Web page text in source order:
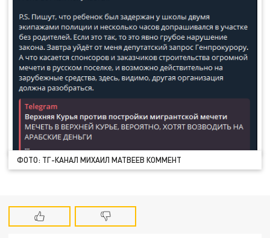
ФОТО: ТГ-КАНАЛ МИХАИЛ МАТВЕЕВ КОММЕНТ